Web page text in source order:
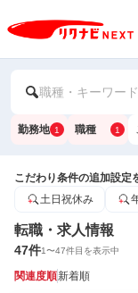
職種・キーワー
勤務地 1 職種 1
こだわり条件の追加設定
土日祝休み
転職・求人情報
47件1〜47件目を表示中
関連度順新着順